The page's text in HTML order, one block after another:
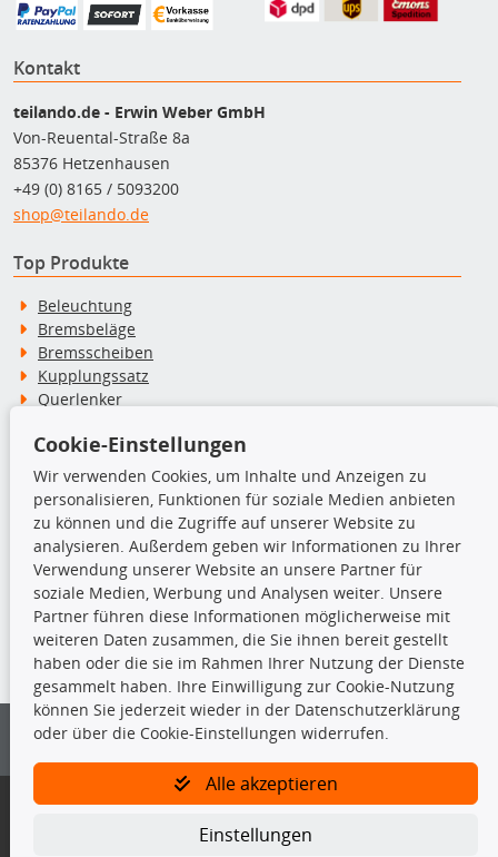
Kontakt
teilando.de - Erwin Weber GmbH
Von-Reuental-Straße 8a
85376 Hetzenhausen
+49 (0) 8165 / 5093200
shop@teilando.de
Top Produkte
Beleuchtung
Bremsbeläge
Bremsscheiben
Kupplungssatz
Querlenker
Stoßdämpfer
TecDoc Inside
Die hier angezeigten Daten insbesondere die gesamte Datenbank dürfen
nicht kopiert werden.
Es ist zu unterlassen, die Daten oder die gesamte Datenbank ohne
vorherige Zustimmung von TecDoc zu vervielfältigen, zu verbreiten
und/oder diese Handlungen durch Dritte ausführen zu lassen. Ein
Bitte prüfen Sie, ob das über unseren Onlineshop identifizierte Ersatzteil
Gegebenenfalls sind ergänzende Informationen notwendig, um
Cookie-Einstellungen
Wir verwenden Cookies, um Inhalte und Anzeigen zu
personalisieren, Funktionen für soziale Medien anbieten
zu können und die Zugriffe auf unserer Website zu
analysieren. Außerdem geben wir Informationen zu Ihrer
Verwendung unserer Website an unsere Partner für
soziale Medien, Werbung und Analysen weiter. Unsere
Partner führen diese Informationen möglicherweise mit
weiteren Daten zusammen, die Sie ihnen bereit gestellt
haben oder die sie im Rahmen Ihrer Nutzung der Dienste
gesammelt haben. Ihre Einwilligung zur Cookie-Nutzung
können Sie jederzeit wieder in der Datenschutzerklärung
oder über die Cookie-Einstellungen widerrufen.
Alle akzeptieren
Einstellungen